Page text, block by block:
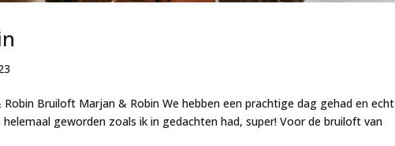
Bruiloft Marjan & Robin We hebben een prachtige dag gehad en echt
geworden zoals ik in gedachten had, super! Voor de bruiloft van